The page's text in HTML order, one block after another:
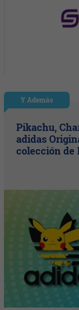
Y Además
Pikachu,
adidas
colección de